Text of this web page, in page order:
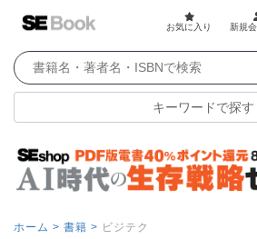
お気に入り 新規
キーワードで探す
ホーム > 書籍 > ビジテク